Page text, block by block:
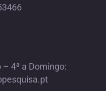
4ª a Domingo: